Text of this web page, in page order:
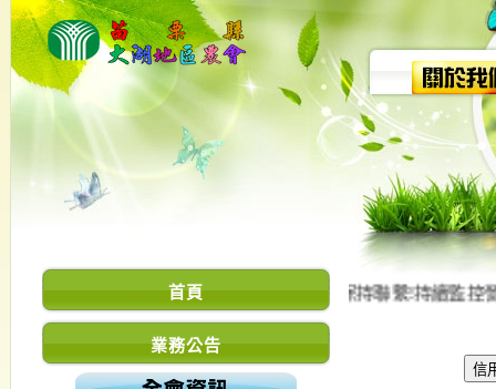
府/衛生局及大湖鄉公所/衛生所等單位保持聯繫!持續監控
首頁
業務公告